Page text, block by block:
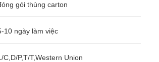
gói thùng carton
10 ngày làm việc
C,D/P,T/T,Western Union